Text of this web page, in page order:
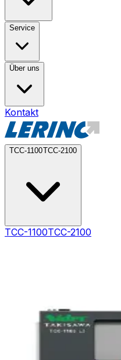
Service
Über uns
Kontakt
TCC-1100TCC-2100
TCC-1100TCC-2100